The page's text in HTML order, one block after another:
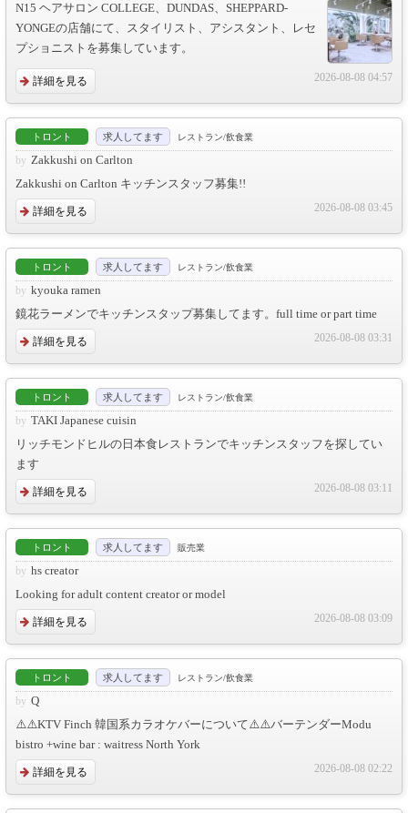
N15 ヘアサロン COLLEGE、DUNDAS、SHEPPARD-
YONGEの店舗にて、スタイリスト、アシスタント、レセ
プショニストを募集しています。
詳細を見る 2026-08-08 04:57
トロント 求人してます レストラン/飲食業
Zakkushi on Carlton
Zakkushi on Carlton キッチンスタッフ募集!!
詳細を見る 2026-08-08 03:45
トロント 求人してます レストラン/飲食業
kyouka ramen
鏡花ラーメンでキッチンスタップ募集してます。full time or part time
詳細を見る 2026-08-08 03:31
トロント 求人してます レストラン/飲食業
TAKI Japanese cuisin
リッチモンドヒルの日本食レストランでキッチンスタッフを探してい
ます
詳細を見る 2026-08-08 03:11
トロント 求人してます 販売業
hs creator
Looking for adult content creator or model
詳細を見る 2026-08-08 03:09
トロント 求人してます レストラン/飲食業
Q
⚠️⚠️KTV Finch 韓国系カラオケバーについて⚠️⚠️バーテンダーModu
bistro +wine bar : waitress North York
詳細を見る 2026-08-08 02:22